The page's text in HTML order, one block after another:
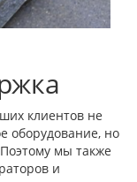
клиентов не
оборудование, но
мы также
и